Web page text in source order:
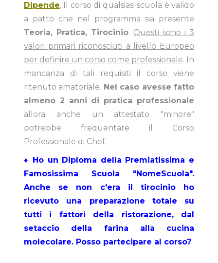
Dipende. Il corso di qualsiasi scuola è valido
a patto che nel programma sia presente
Teoria, Pratica, Tirocinio. Questi sono i 3
valori primari riconosciuti a livello Europeo
per definire un corso come professionale. In
mancanza di tali requisiti il corso viene
ritenuto amatoriale. Nel caso avesse fatto
almeno 2 anni di pratica professionale
allora anche un attestato "minore"
potrebbe frequentare il Corso
Professionale di Chef.
♦ Ho un Diploma della Premiatissima e
Famosissima Scuola "NomeScuola".
Anche se non c'era il tirocinio ho
ricevuto una preparazione totale su
tutti i fattori della ristorazione, dal
setaccio della farina alla cucina
molecolare. Posso partecipare al corso?